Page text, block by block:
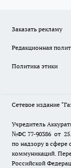
Заказать рекламу
Редакционная
Политика этики
Сетевое издание
Учредитель
№ФС 77-90386 от
по надзору в сфере
коммуникаций.
Российской